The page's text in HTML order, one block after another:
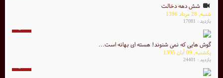
شش دهه دخالت
شنبه, 28 مرداد 1396
بازدید : 17081
گوش هایی که نمی شنوند! هسته ای بهانه است...
یکشنبه, 09 آبان 1395
بازدید : 24401